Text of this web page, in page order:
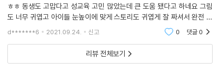
ㅎㅎ 동생도 고맙다고 성교육 고민 많았는데 큰 도움 됐다고 하네요 그림
도 너무 귀엽고 아이들 눈높이에 맞게 스토리도 귀엽게 잘 짜셔서 완전 좋
았습니다ㅎㅎ 조카 선물, 아이 성교육 고민하시는 분들 후회 없으실 거 같
d*******6 2021.09.24. 신고 0 댓글0
리뷰 전체보기